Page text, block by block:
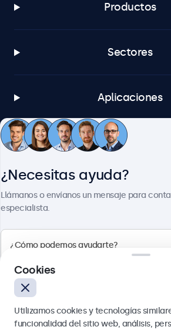
Productos
Sectores
Aplicaciones
Atención al cliente
4.8/5 la valoración de 5000+
¿Necesitas ayuda?
Llámanos o envíanos un mensaje para
especialista.
Cookies
Utilizamos cookies y tecnologías
funcionalidad del sitio web, análisis,